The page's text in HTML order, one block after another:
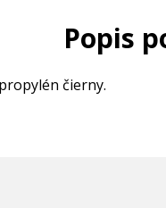
Popis
čierny.